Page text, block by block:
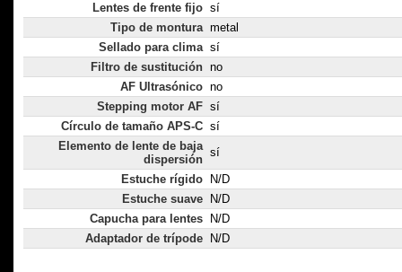
Lentes de frente fijo sí
Tipo de montura metal
Sellado para clima sí
Filtro de sustitución no
AF Ultrasónico no
Stepping motor AF sí
Círculo de tamaño APS-C sí
Elemento de lente de baja
dispersión
sí
Estuche rígido
N/D
Estuche suave
N/D
Capucha para lentes
N/D
Adaptador de trípode
N/D